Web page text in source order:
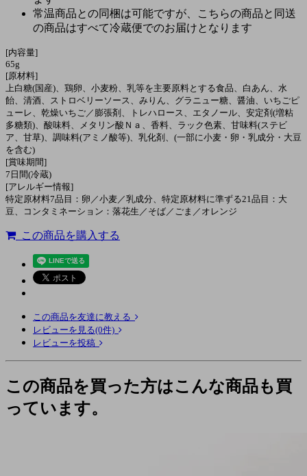
常温商品との同梱は可能ですが、こちらの商品と同送
の商品はすべて冷蔵便でのお届けとなります
[内容量]
65g
[原材料]
上白糖(国産)、鶏卵、小麦粉、乳等を主要原料とする食品、白あん、水
飴、清酒、ストロベリーソース、みりん、グラニュー糖、醤油、いちごピ
ューレ、乾燥いちご／膨張剤、トレハロース、エタノール、安定剤(増粘
多糖類)、酸味料、メタリン酸Ｎａ、香料、ラック色素、甘味料(ステビ
ア、甘草)、調味料(アミノ酸等)、乳化剤、(一部に小麦・卵・乳成分・大豆
を含む)
[賞味期間]
7日間(冷蔵)
[アレルギー情報]
特定原材料7品目：卵／小麦／乳成分、特定原材料に準ずる21品目：大
豆、コンタミネーション：落花生／そば／ごま／オレンジ
この商品を購入する
この商品を友達に教える
レビューを見る(0件)
レビューを投稿
この商品を買った方はこんな商品も買
っています。